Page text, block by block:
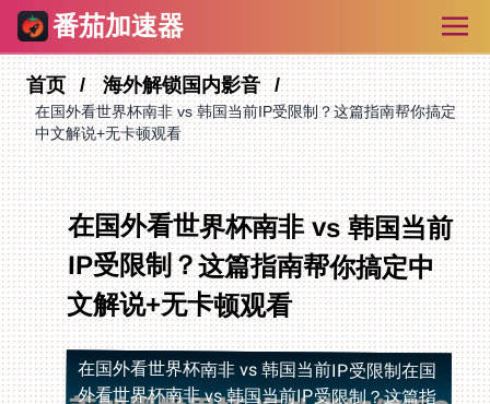
番茄加速器
首页 海外解锁国内影音
在国外看世界杯南非 vs 韩国当前IP受限制？这篇指南帮你搞定
中文解说+无卡顿观看
在国外看世界杯南非 vs 韩国当前
IP受限制？这篇指南帮你搞定中
文解说+无卡顿观看
在国外看世界杯南非 vs 韩国当前IP受限制在国
外看世界杯南非 vs 韩国当前IP受限制？这篇指